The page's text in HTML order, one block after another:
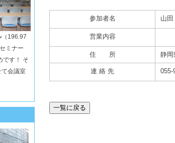
参加者名 山
営業内容
住 所 静岡
連 絡 先 055-
一覧に戻る
（196.97
ミナー
です！ そ
て会議室